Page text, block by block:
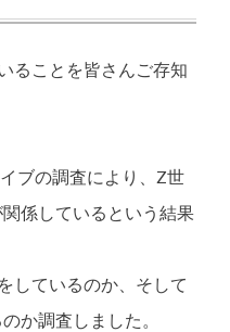
ることを皆さんご存知
ブの調査により、Z世
係しているという結果
しているのか、そして
か調査しました。